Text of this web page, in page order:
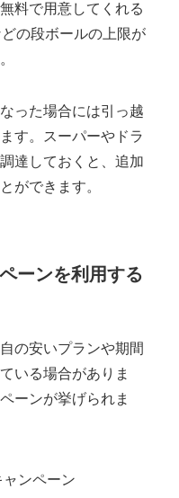
料で用意してくれる
の段ボールの上限が
った場合には引っ越
す。スーパーやドラ
達しておくと、追加
ができます。
ーンを利用する
の安いプランや期間
いる場合がありま
ーンが挙げられま
ンペーン